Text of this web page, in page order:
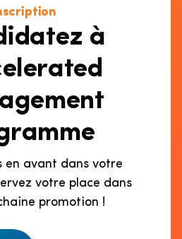
à
en avant dans votre
votre place dans
promotion !